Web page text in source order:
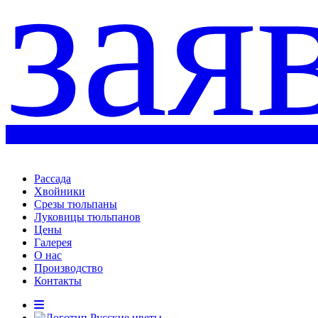
Рассада
Хвойники
Срезы тюльпаны
Луковицы тюльпанов
Цены
Галерея
О нас
Производство
Контакты